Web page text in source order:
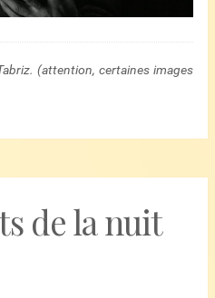
(attention, certaines images
de la nuit